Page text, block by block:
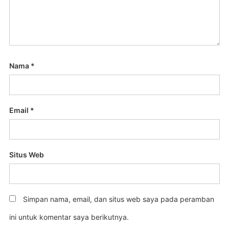
Nama *
Email *
Situs Web
Simpan nama, email, dan situs web saya pada peramban
ini untuk komentar saya berikutnya.